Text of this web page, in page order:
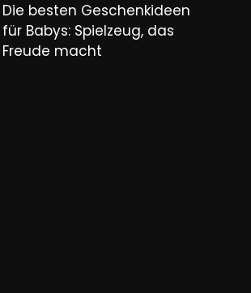
Die besten Geschenkideen
für Babys: Spielzeug, das
Freude macht